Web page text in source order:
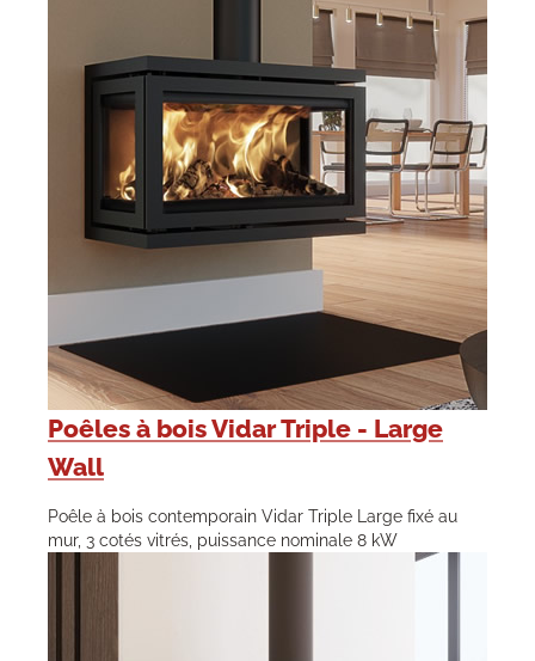
Poêles à bois Vidar Triple - Large
Wall
Poêle à bois contemporain Vidar Triple Large fixé au
mur, 3 cotés vitrés, puissance nominale 8 kW